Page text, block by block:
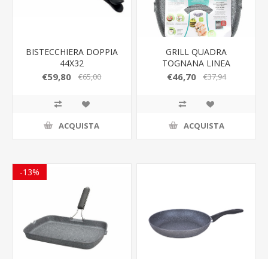
BISTECCHIERA DOPPIA
44X32
€59,80 €65,00
ACQUISTA
GRILL QUADRA
TOGNANA LINEA
MYTHOS 28X28 CM
€46,70 €37,94
ACQUISTA
-13%